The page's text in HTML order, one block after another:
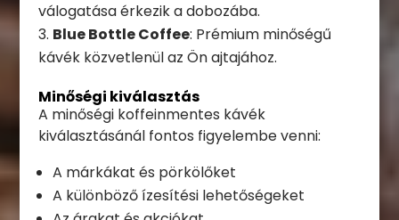
válogatása érkezik a dobozába.
Blue Bottle Coffee: Prémium minőségű
kávék közvetlenül az Ön ajtajához.
Minőségi kiválasztás
A minőségi koffeinmentes kávék
kiválasztásánál fontos figyelembe venni:
A márkákat és pörkölőket
A különböző ízesítési lehetőségeket